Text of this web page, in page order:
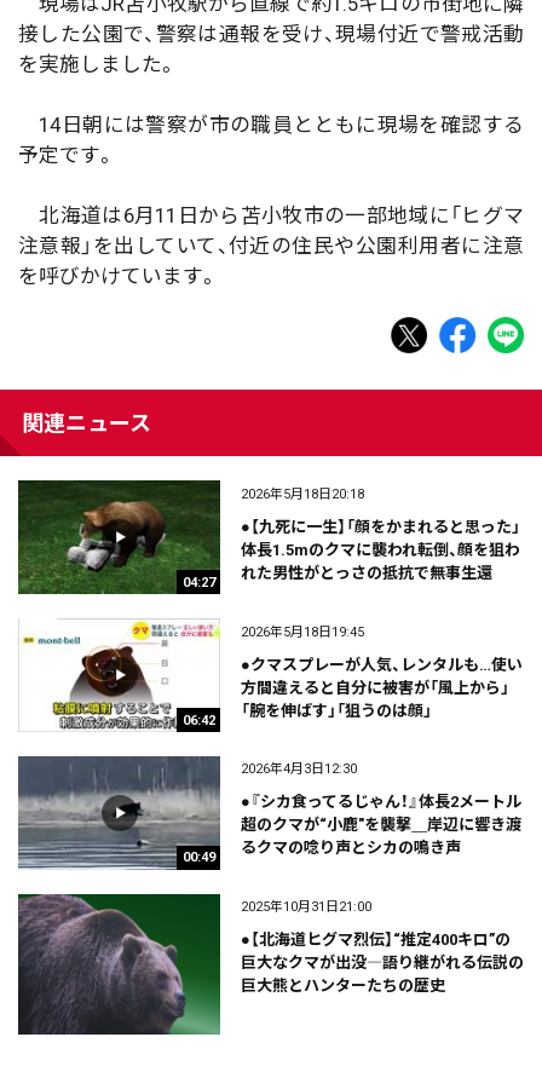
接した公園で、警察は通報を受け、現場付近で警戒活動
を実施しました。
14日朝には警察が市の職員とともに現場を確認する
予定です。
北海道は6月11日から苫小牧市の一部地域に「ヒグマ
注意報」を出していて、付近の住民や公園利用者に注意
を呼びかけています。
関連ニュース
04:27
2026年5月18日20:18
●【九死に一生】「顔をかまれると思った」
体長1.5mのクマに襲われ転倒、顔を狙わ
れた男性がとっさの抵抗で無事生還
06:42
2026年5月18日19:45
●クマスプレーが人気、レンタルも…使い
方間違えると自分に被害が「風上から」
「腕を伸ばす」「狙うのは顔」
00:49
2026年4月3日12:30
●『シカ食ってるじゃん！』体長2メートル
超のクマが“小鹿"を襲撃＿岸辺に響き渡
るクマの唸り声とシカの鳴き声
2025年10月31日21:00
●【北海道ヒグマ烈伝】“推定400キロ”の
巨大なクマが出没―語り継がれる伝説の
巨大熊とハンターたちの歴史